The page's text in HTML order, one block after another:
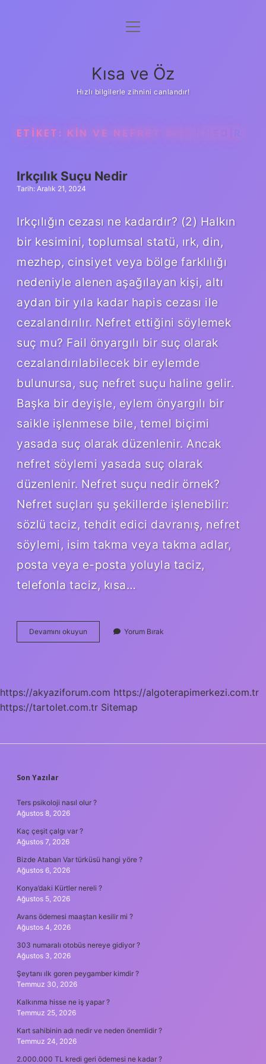
Anasayfa
Yasal Uyarı
menüyü
Kısa ve Öz
Hızlı bilgilerle zihnini canlandır!
ETIKET: KIN VE NEFRET SUÇU NEDIR
Irkçılık Suçu Nedir
Tarih: Aralık 21, 2024
Irkçılığın cezası ne kadardır? (2) Halkın
bir kesimini, toplumsal statü, ırk, din,
mezhep, cinsiyet veya bölge farklılığı
nedeniyle alenen aşağılayan kişi, altı
aydan bir yıla kadar hapis cezası ile
cezalandırılır. Nefret ettiğini söylemek
suç mu? Fail önyargılı bir suç olarak
cezalandırılabilecek bir eylemde
bulunursa, suç nefret suçu haline gelir.
Başka bir deyişle, eylem önyargılı bir
saikle işlenmese bile, temel biçimi
yasada suç olarak düzenlenir. Ancak
nefret söylemi yasada suç olarak
düzenlenir. Nefret suçu nedir örnek?
Nefret suçları şu şekillerde işlenebilir:
sözlü taciz, tehdit edici davranış, nefret
söylemi, isim takma veya takma adlar,
posta veya e-posta yoluyla taciz,
telefonla taciz, kısa…
Devamını okuyun
Suçu
Yorum Bırak
https://akyaziforum.com https://algoterapimerkezi.com.tr
https://tartolet.com.tr Sitemap
SIDEBAR
Son Yazılar
Ters psikoloji nasıl olur ?
Ağustos 8, 2026
Kaç çeşit çalgı var ?
Ağustos 7, 2026
Bizde Atabarı Var türküsü hangi yöre ?
Ağustos 6, 2026
Konya’daki Kürtler nereli ?
Ağustos 5, 2026
Avans ödemesi maaştan kesilir mi ?
Ağustos 4, 2026
303 numaralı otobüs nereye gidiyor ?
Ağustos 3, 2026
Şeytanı ılk goren peygamber kimdir ?
Temmuz 30, 2026
Kalkınma hisse ne iş yapar ?
Temmuz 25, 2026
Kart sahibinin adı nedir ve neden önemlidir ?
Temmuz 24, 2026
2.000.000 TL kredi geri ödemesi ne kadar ?